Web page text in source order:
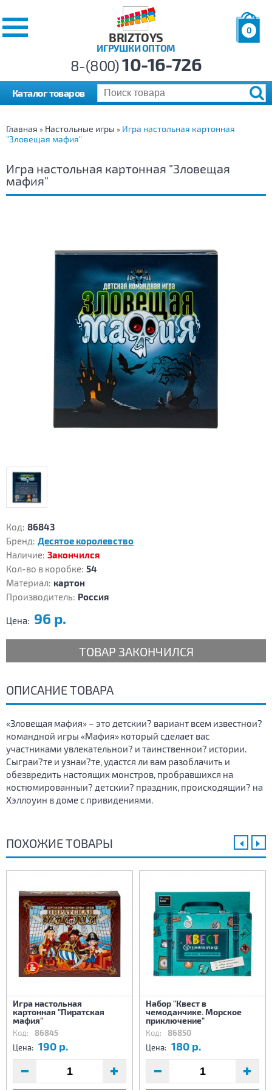
BRIZTOYS
ИГРУШКИ ОПТОМ
0
р.
8-(800)10-16-726
Каталог товаров
Главная » Настольные игры » Игра настольная картонная
"Зловещая мафия"
Игра настольная картонная "Зловещая
мафия"
Код: 86843
Бренд: Десятое королевство
Наличие: Закончился
Кол-во в коробке: 54
Материал: картон
Производитель: Россия
Цена: 96 р.
ТОВАР ЗАКОНЧИЛСЯ
ОПИСАНИЕ ТОВАРА
«Зловещая мафия» – это детскии? вариант всем известнои?
командной игры «Мафия» который сделает вас
участниками увлекательнои? и таинственнои? истории.
Сыграи?те и узнаи?те, удастся ли вам разоблачить и
обезвредить настоящих монстров, пробравшихся на
костюмированныи? детскии? праздник, происходящии? на
Хэллоуин в доме с привидениями.
ПОХОЖИЕ ТОВАРЫ
Игра настольная
картонная "Пиратская
мафия"
Код: 86845
Цена: 190 р.
Набор "Квест в
чемоданчике. Морское
приключение"
Код: 86850
Цена: 180 р.